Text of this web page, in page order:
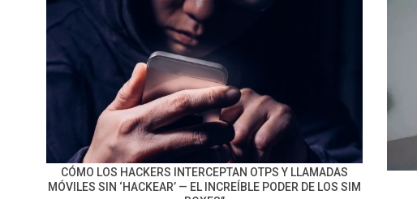
CÓMO LOS HACKERS INTERCEPTAN OTPS Y LLAMADAS
MÓVILES SIN ‘HACKEAR’ — EL INCREÍBLE PODER DE LOS SIM